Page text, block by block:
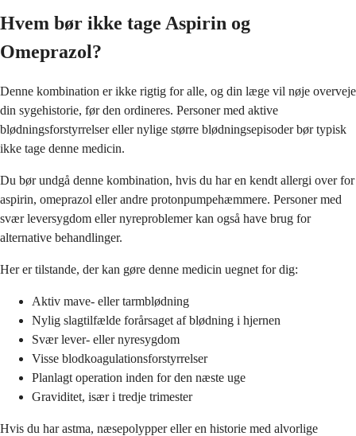
Hvem bør ikke tage Aspirin og
Omeprazol?
Denne kombination er ikke rigtig for alle, og din læge vil nøje overveje
din sygehistorie, før den ordineres. Personer med aktive
blødningsforstyrrelser eller nylige større blødningsepisoder bør typisk
ikke tage denne medicin.
Du bør undgå denne kombination, hvis du har en kendt allergi over for
aspirin, omeprazol eller andre protonpumpehæmmere. Personer med
svær leversygdom eller nyreproblemer kan også have brug for
alternative behandlinger.
Her er tilstande, der kan gøre denne medicin uegnet for dig:
Aktiv mave- eller tarmblødning
Nylig slagtilfælde forårsaget af blødning i hjernen
Svær lever- eller nyresygdom
Visse blodkoagulationsforstyrrelser
Planlagt operation inden for den næste uge
Graviditet, især i tredje trimester
Hvis du har astma, næsepolypper eller en historie med alvorlige